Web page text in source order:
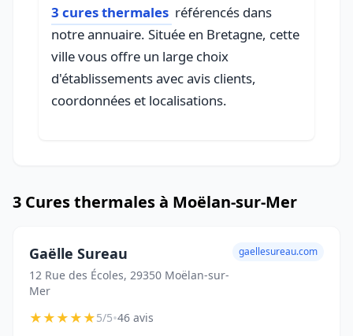
3 cures thermales référencés dans
notre annuaire. Située en Bretagne, cette
ville vous offre un large choix
d'établissements avec avis clients,
coordonnées et localisations.
3 Cures thermales à Moëlan-sur-Mer
Gaëlle Sureau
12 Rue des Écoles, 29350 Moëlan-sur-
Mer
gaellesureau.com
★★★★★5/5•46 avis